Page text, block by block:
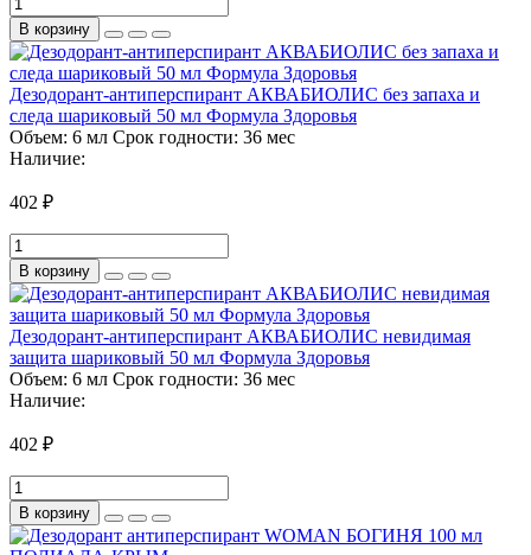
В корзину
Дезодорант-антиперспирант АКВАБИОЛИС без запаха и
следа шариковый 50 мл Формула Здоровья
Объем: 6 мл Срок годности: 36 мес
Наличие:
402 ₽
В корзину
Дезодорант-антиперспирант АКВАБИОЛИС невидимая
защита шариковый 50 мл Формула Здоровья
Объем: 6 мл Срок годности: 36 мес
Наличие:
402 ₽
В корзину